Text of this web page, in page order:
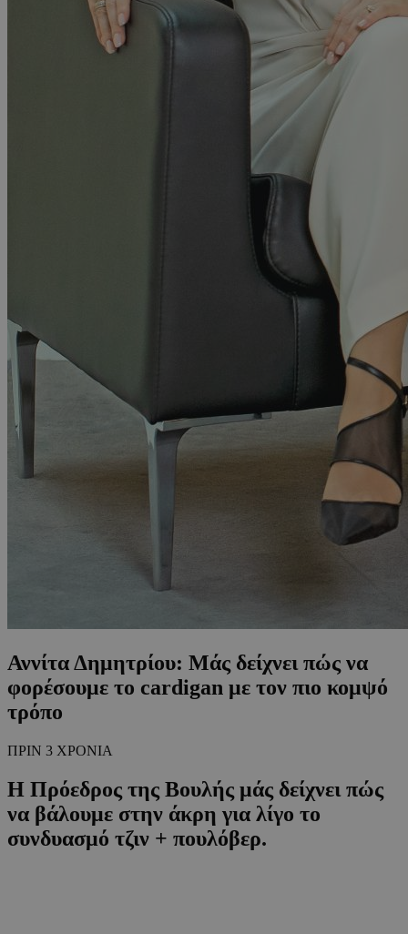
Αννίτα Δημητρίου: Mάς δείχνει πώς να
φορέσουμε το cardigan με τον πιο κομψό
τρόπο
ΠΡΙΝ 3 ΧΡΟΝΙΑ
H Πρόεδρος της Βουλής μάς δείχνει πώς
να βάλουμε στην άκρη για λίγο το
συνδυασμό τζιν + πουλόβερ.